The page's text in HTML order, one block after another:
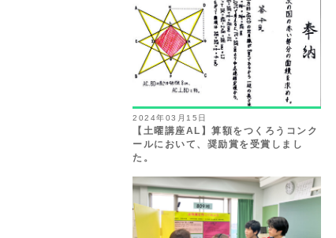
2024年03月15日
【土曜講座AL】算額をつくろうコンク
ールにおいて、奨励賞を受賞しまし
た。